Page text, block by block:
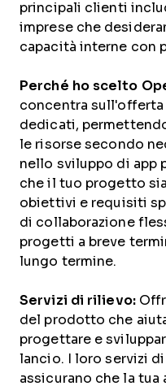
principali clienti
imprese che
capacità interne con
Perché ho scelto
concentra
dedicati,
le risorse secondo
nello sviluppo di app
che il tuo progetto
obiettivi e requisiti
di collaborazione
progetti a breve
lungo termine.
Servizi di rilievo:
del prodotto che
progettare e
lancio. I loro servizi
assicurano che la tua